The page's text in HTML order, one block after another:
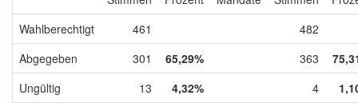
Wahlberechtigt
461
482
Abgegeben
301 65,29% 363
Ungültig
13 4,32% 4